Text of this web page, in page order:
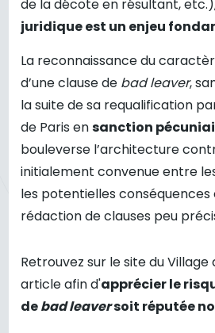
de la décote en résultant,
juridique est un enjeu
La reconnaissance du
d’une clause de bad leaver,
la suite de sa requalification
de Paris ensanction
bouleverse l’architecture
initialement convenue entre
les potentielles conséquences
rédaction de clauses peu
Retrouvez sur le site du
article afin d'apprécier le
debad leaversoit réputée